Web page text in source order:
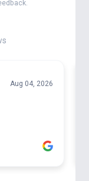
vagy egyik fele
Hot
rák